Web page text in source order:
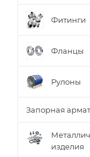
Фитинги
Фланцы
Рулоны
Запорная
изделия